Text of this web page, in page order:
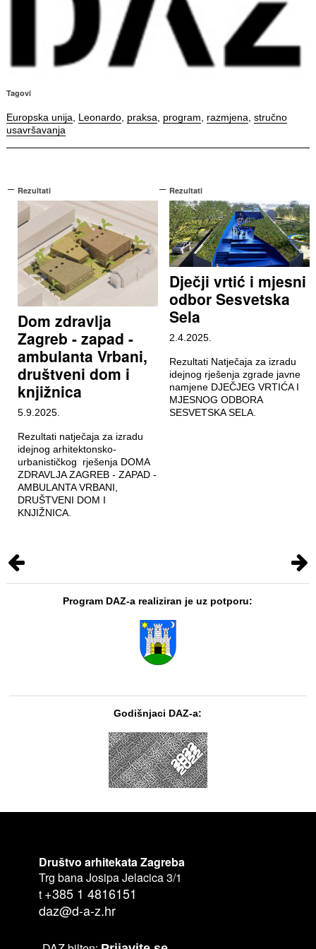
Tagovi
Europska unija, Leonardo, praksa, program, razmjena, stručno
usavršavanja
Rezultati
Dom zdravlja
Zagreb - zapad -
ambulanta Vrbani,
društveni dom i
knjižnica
5.9.2025.
Rezultati natječaja za izradu
idejnog arhitektonsko-
urbanističkog rješenja DOMA
ZDRAVLJA ZAGREB - ZAPAD -
AMBULANTA VRBANI,
DRUŠTVENI DOM I
KNJIŽNICA.
Rezultati
Dječji vrtić i mjesni
odbor Sesvetska
Sela
2.4.2025.
Rezultati Natječaja za izradu
idejnog rješenja zgrade javne
namjene DJEČJEG VRTIĆA I
MJESNOG ODBORA
SESVETSKA SELA.
Program DAZ-a realiziran je uz potporu:
Godišnjaci DAZ-a:
Društvo arhitekata Zagreba
Trg bana Josipa Jelacica 3/1
t +385 1 4816151
daz@d-a-z.hr